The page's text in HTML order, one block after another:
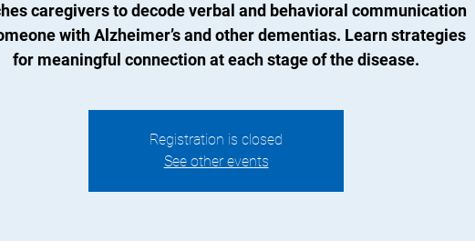
caregivers to decode verbal and behavioral communication
with Alzheimer’s and other dementias. Learn strategies
for meaningful connection at each stage of the disease.
Registration is closed
See other events